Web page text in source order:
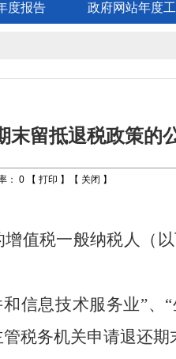
度报告 政府网站年度
末留抵退税政策的
： 0 【 打印 】【 关闭 】
值税一般纳税人（
信息技术服务业”、 “
税务机关申请退还期